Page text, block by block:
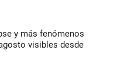
y más fenómenos
visibles desde